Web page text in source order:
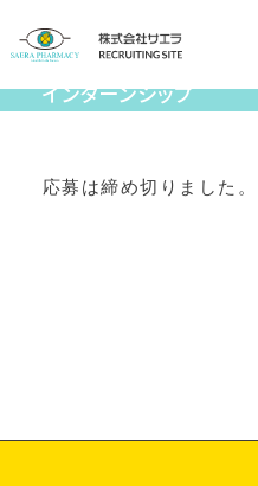
インターンシップ
応募は締め切りました。